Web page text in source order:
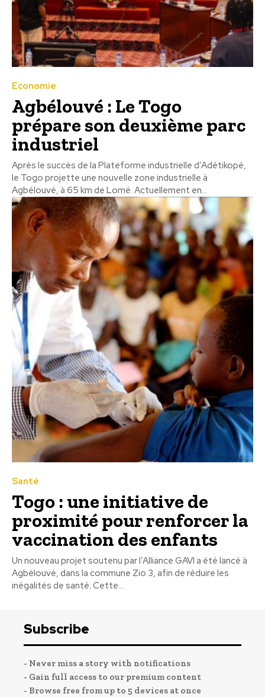
Economie
Agbélouvé : Le Togo
prépare son deuxième parc
industriel
Après le succès de la Plateforme industrielle d’Adétikopé,
le Togo projette une nouvelle zone industrielle à
Agbélouvé, à 65 km de Lomé. Actuellement en...
Santé
Togo : une initiative de
proximité pour renforcer la
vaccination des enfants
Un nouveau projet soutenu par l’Alliance GAVI a été lancé à
Agbélouvé, dans la commune Zio 3, afin de réduire les
inégalités de santé. Cette...
Subscribe
- Never miss a story with notifications
- Gain full access to our premium content
- Browse free from up to 5 devices at once